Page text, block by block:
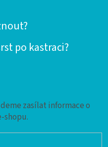
po kastraci?
zasílat informace o
shopu.